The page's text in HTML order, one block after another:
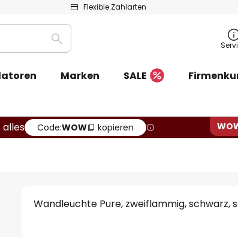
Flexible Zahlarten
Suche
Marken SALE
Code:WOW kopieren
Wandleuchte Pure, zweiflammig, schwarz,